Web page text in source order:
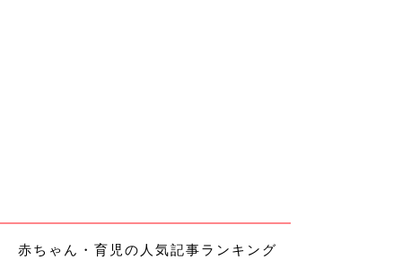
赤ちゃん・育児の人気記事ランキング